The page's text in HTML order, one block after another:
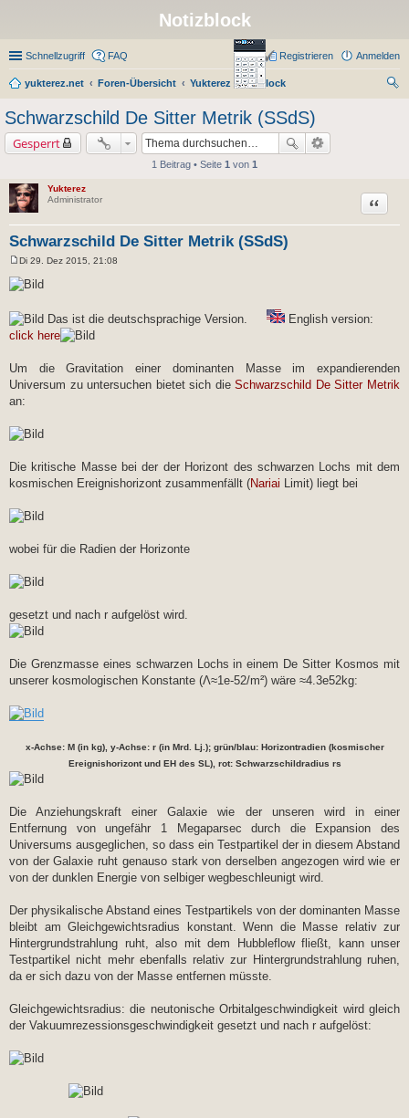
Notizblock
Schnellzugriff FAQ Anmelden
Registrieren
yukterez.net Foren-Übersicht
Yukterez Notizblock
Schwarzschild De Sitter Metrik (SSdS)
Gesperrt
1 Beitrag • Seite 1 von 1
Yukterez
Administrator
Schwarzschild De Sitter Metrik (SSdS)
Zitat
e
i
r
a
g
Di 29. Dez 2015, 21:08
Das ist die deutschsprachige Version.
English version:
click here
Um die Gravitation einer dominanten Masse im expandierenden
Universum zu untersuchen bietet sich dieSchwarzschild De Sitter Metrik
an:
Die kritische Masse bei der der Horizont des schwarzen Lochs mit dem
kosmischen Ereignishorizont zusammenfällt (Nariai Limit) liegt bei
wobei für die Radien der Horizonte
gesetzt und nach r aufgelöst wird.
Die Grenzmasse eines schwarzen Lochs in einem De Sitter Kosmos mit
unserer kosmologischen Konstante (Λ≈1e-52/m²) wäre ≈4.3e52kg:
x-Achse: M (in kg), y-Achse: r (in Mrd. Lj.); grün/blau: Horizontradien (kosmischer
Ereignishorizont und EH des SL), rot: Schwarzschildradius rs
Die Anziehungskraft einer Galaxie wie der unseren wird in einer
Entfernung von ungefähr 1 Megaparsec durch die Expansion des
Universums ausgeglichen, so dass ein Testpartikel der in diesem Abstand
von der Galaxie ruht genauso stark von derselben angezogen wird wie er
von der dunklen Energie von selbiger wegbeschleunigt wird.
Der physikalische Abstand eines Testpartikels von der dominanten Masse
bleibt am Gleichgewichtsradius konstant. Wenn die Masse relativ zur
Hintergrundstrahlung ruht, also mit dem Hubbleflow fließt, kann unser
Testpartikel nicht mehr ebenfalls relativ zur Hintergrundstrahlung ruhen,
da er sich dazu von der Masse entfernen müsste.
Gleichgewichtsradius: die neutonische Orbitalgeschwindigkeit wird gleich
der Vakuumrezessionsgeschwindigkeit gesetzt und nach r aufgelöst: